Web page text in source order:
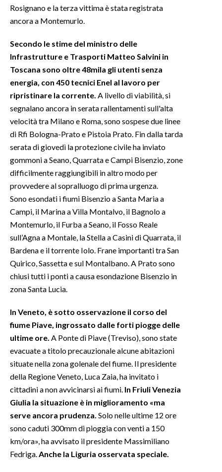
Rosignano e la terza vittima è stata registrata
ancora a Montemurlo.
Secondo le stime del ministro delle
Infrastrutture e Trasporti Matteo Salvini in
Toscana sono oltre 48mila gli utenti senza
energia, con 450 tecnici Enel al lavoro per
ripristinare la corrente. A livello di viabilità, si
segnalano ancora in serata rallentamenti sull'alta
velocità tra Milano e Roma, sono sospese due linee
di Rfi Bologna-Prato e Pistoia Prato. Fin dalla tarda
serata di giovedì la protezione civile ha inviato
gommoni a Seano, Quarrata e Campi Bisenzio, zone
difficilmente raggiungibili in altro modo per
provvedere al sopralluogo di prima urgenza.
Sono esondati i fiumi Bisenzio a Santa Maria a
Campi, il Marina a Villa Montalvo, il Bagnolo a
Montemurlo, il Furba a Seano, il Fosso Reale
sull’Agna a Montale, la Stella a Casini di Quarrata, il
Bardena e il torrente Iolo. Frane importanti tra San
Quirico, Sassetta e sul Montalbano. A Prato sono
chiusi tutti i ponti a causa esondazione Bisenzio in
zona Santa Lucia.
In Veneto, è sotto osservazione il corso del
fiume Piave, ingrossato dalle forti piogge delle
ultime ore. A Ponte di Piave (Treviso), sono state
evacuate a titolo precauzionale alcune abitazioni
situate nella zona golenale del fiume. Il presidente
della Regione Veneto, Luca Zaia, ha invitato i
cittadini a non avvicinarsi ai fiumi. In Friuli Venezia
Giulia la situazione è in miglioramento «ma
serve ancora prudenza. Solo nelle ultime 12 ore
sono caduti 300mm di pioggia con venti a 150
km/ora», ha avvisato il presidente Massimiliano
Fedriga. Anche la Liguria osservata speciale.